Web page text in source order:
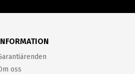
oss